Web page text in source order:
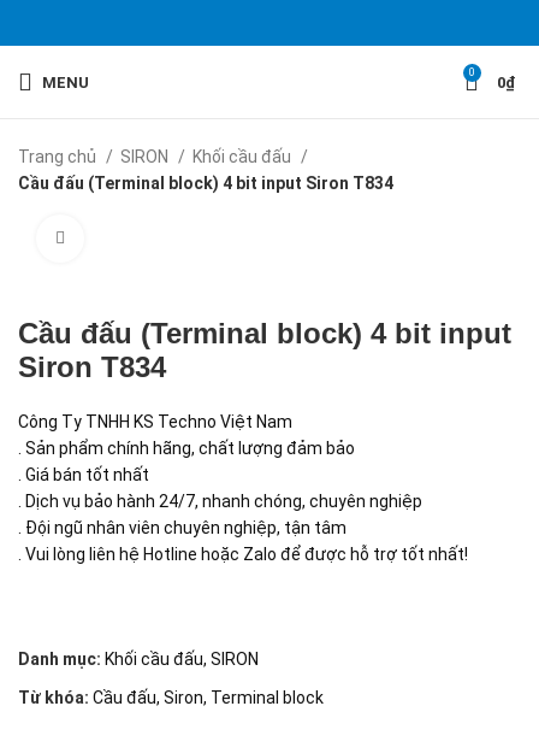
MENU
0
0₫
Trang chủ SIRON
Khối cầu đấu
Cầu đấu (Terminal block) 4 bit input Siron T834
Cầu đấu (Terminal block) 4 bit input
Siron T834
Công Ty TNHH KS Techno Việt Nam
. Sản phẩm chính hãng, chất lượng đảm bảo
. Giá bán tốt nhất
. Dịch vụ bảo hành 24/7, nhanh chóng, chuyên nghiệp
. Đội ngũ nhân viên chuyên nghiệp, tận tâm
. Vui lòng liên hệ Hotline hoặc Zalo để được hỗ trợ tốt nhất!
Danh mục: Khối cầu đấu, SIRON
Từ khóa: Cầu đấu, Siron, Terminal block